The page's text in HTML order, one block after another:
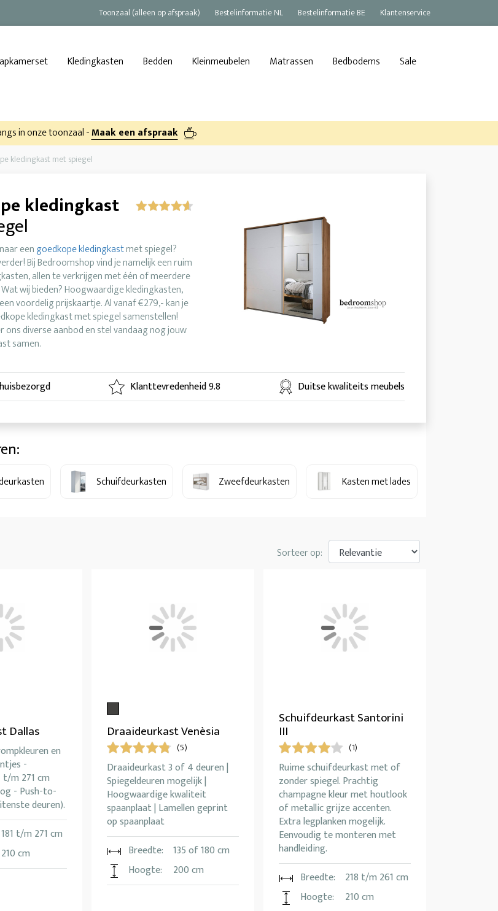
Toonzaal (alleen op afspraak) Bestelinformatie NL Bestelinformatie BE Klantenservice
Kledingkasten Bedden Kleinmeubelen Matrassen Bedbodems Sale
in onze toonzaal -Maak een afspraak
kledingkast met spiegel
kledingkast
eengoedkope kledingkastmet spiegel?
Bij Bedroomshop vind je namelijk een ruim
allen te verkrijgen met één of meerdere
wij bieden? Hoogwaardige kledingkasten,
voordelig prijskaartje. Al vanaf €279,- kan je
kledingkast met spiegel samenstellen!
ons diverse aanbod en stel vandaag nog jouw
samen.
Klanttevredenheid 9.8 Duitse kwaliteits meubels
Schuifdeurkasten Zweefdeurkasten Kasten met lades
Sorteer op:
Dallas
en
-
t/m 271 cm
- Push-to-
deuren).
181 t/m 271 cm
210 cm
Draaideurkast Venèsia
(5)
Draaideurkast 3 of 4 deuren |
Spiegeldeuren mogelijk |
Hoogwaardige kwaliteit
spaanplaat | Lamellen geprint
op spaanplaat
Breedte:
135 of 180 cm
Hoogte:
200 cm
Schuifdeurkast Santorini
III
(1)
Ruime schuifdeurkast met of
zonder spiegel. Prachtig
champagne kleur met houtlook
of metallic grijze accenten.
Extra legplanken mogelijk.
Eenvoudig te monteren met
handleiding.
Breedte:
218 t/m 261 cm
Hoogte:
210 cm